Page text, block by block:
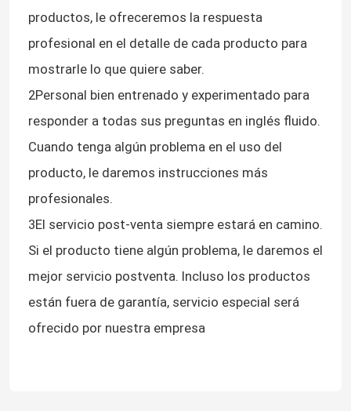
productos, le ofreceremos la respuesta
profesional en el detalle de cada producto para
mostrarle lo que quiere saber.
2Personal bien entrenado y experimentado para
responder a todas sus preguntas en inglés fluido.
Cuando tenga algún problema en el uso del
producto, le daremos instrucciones más
profesionales.
3El servicio post-venta siempre estará en camino.
Si el producto tiene algún problema, le daremos el
mejor servicio postventa. Incluso los productos
están fuera de garantía, servicio especial será
ofrecido por nuestra empresa